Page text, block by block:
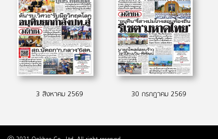
3 สิงหาคม 2569 30 กรกฎาคม 2569